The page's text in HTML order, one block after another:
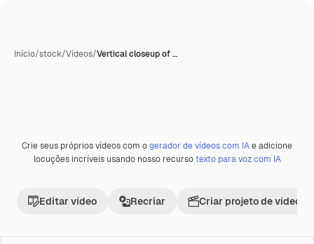
Início/stock/Vídeos/Vertical closeup of …
Premium
Crie seus próprios vídeos com ogerador de vídeos com IAe adicione
locuções incríveis usando nosso recursotexto para voz com IA
Editar vídeo Recriar Criar projeto de vídeo